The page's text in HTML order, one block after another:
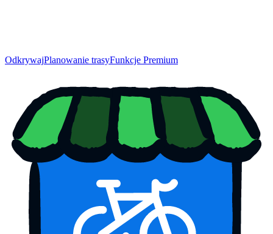
OdkrywajPlanowanie trasyFunkcje Premium